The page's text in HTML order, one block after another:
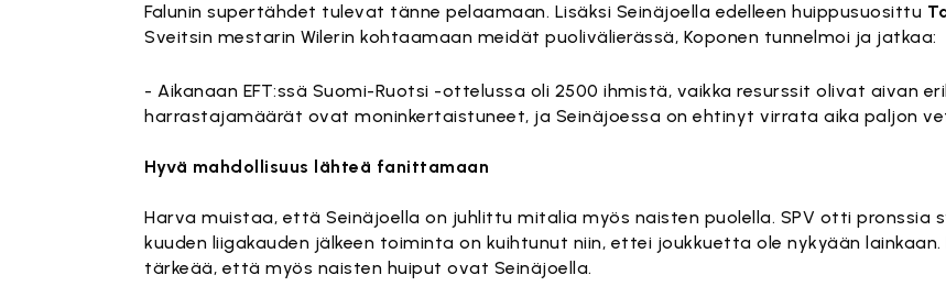
Falunin supertähdet tulevat tänne pelaamaan. Lisäksi Seinäjoella edelleen huippusuosittu
Sveitsin mestarin Wilerin kohtaamaan meidät puolivälierässä, Koponen tunnelmoi ja jatkaa:
- Aikanaan EFT:ssä Suomi-Ruotsi -ottelussa oli 2500 ihmistä, vaikka resurssit olivat aivan
harrastajamäärät ovat moninkertaistuneet, ja Seinäjoessa on ehtinyt virrata aika paljon
Hyvä mahdollisuus lähteä fanittamaan
Harva muistaa, että Seinäjoella on juhlittu mitalia myös naisten puolella. SPV otti pronssia
kuuden liigakauden jälkeen toiminta on kuihtunut niin, ettei joukkuetta ole nykyään lainkaan.
tärkeää, että myös naisten huiput ovat Seinäjoella.